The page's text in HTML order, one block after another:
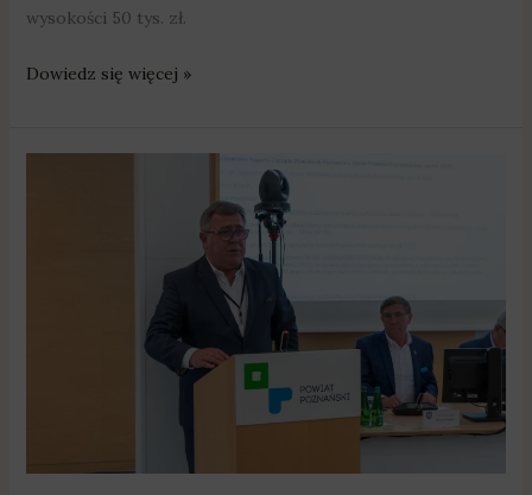
wysokości 50 tys. zł.
Dowiedz się więcej »
milionów